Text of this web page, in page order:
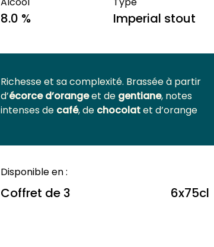
8.0 % Imperial stout
Richesse et sa complexité. Brassée à partir
d’écorce d’orangeet de gentiane, notes
intenses de café, de chocolatet d’orange
Disponible en :
Coffret de 3 6x75cl